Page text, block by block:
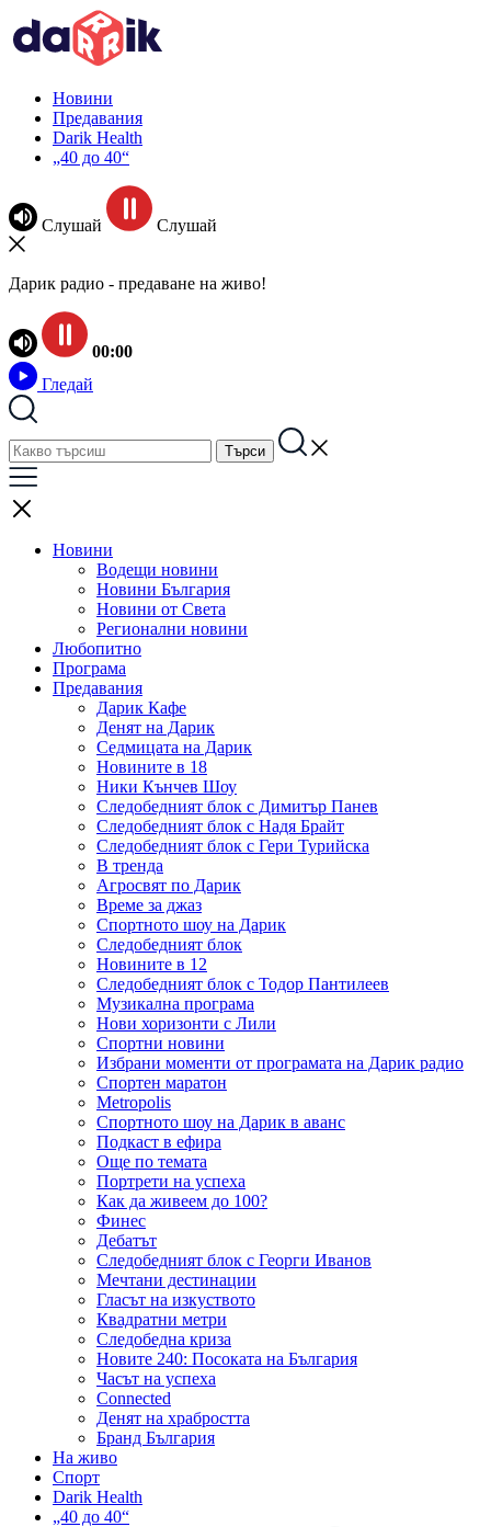
Новини
Предавания
Darik Health
„40 до 40“
Слушай Слушай
Дарик радио - предаване на живо!
00:00
Гледай
Новини
Водещи новини
Новини България
Новини от Света
Регионални новини
Любопитно
Програма
Предавания
Дарик Кафе
Денят на Дарик
Седмицата на Дарик
Новините в 18
Ники Кънчев Шоу
Следобедният блок с Димитър Панев
Следобедният блок с Надя Брайт
Следобедният блок с Гери Турийска
В тренда
Агросвят по Дарик
Време за джаз
Спортното шоу на Дарик
Следобедният блок
Новините в 12
Следобедният блок с Тодор Пантилеев
Музикална програма
Нови хоризонти с Лили
Спортни новини
Избрани моменти от програмата на Дарик радио
Спортен маратон
Metropolis
Спортното шоу на Дарик в аванс
Подкаст в ефира
Още по темата
Портрети на успеха
Как да живеем до 100?
Финес
Дебатът
Следобедният блок с Георги Иванов
Мечтани дестинации
Гласът на изкуството
Квадратни метри
Следобедна криза
Новите 240: Посоката на България
Часът на успеха
Connected
Денят на храбростта
Бранд България
На живо
Спорт
Darik Health
„40 до 40“